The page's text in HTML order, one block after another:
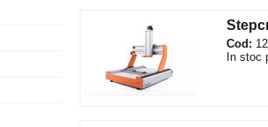
Cod:
In stoc